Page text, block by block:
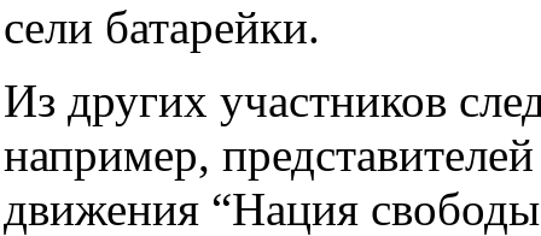
сели батарейки.
Из других участников
например,
движения “Нация